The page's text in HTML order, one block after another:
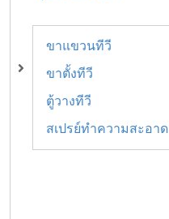
ขาแขวนทีวี
ขาตั้งทีวี
ตู้วางทีวี
สเปรย์ทำความสะอาด